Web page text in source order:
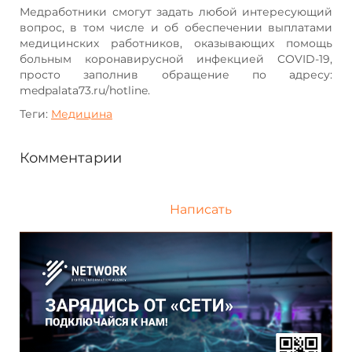
Медработники смогут задать любой интересующий
вопрос, в том числе и об обеспечении выплатами
медицинских работников, оказывающих помощь
больным коронавирусной инфекцией COVID-19,
просто заполнив обращение по адресу:
medpalata73.ru/hotline.
Теги: Медицина
Комментарии
Написать